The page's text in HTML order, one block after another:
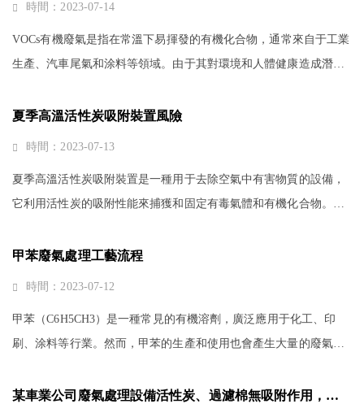
時間：2023-07-14
VOCs有機廢氣是指在常溫下易揮發的有機化合物，通常來自于工業
生產、汽車尾氣和涂料等領域。由于其對環境和人體健康造成潛在
氣處理技術中，樹脂吸附被廣泛···
夏季高溫活性炭吸附裝置風險
時間：2023-07-13
夏季高溫活性炭吸附裝置是一種用于去除空氣中有害物質的設備，
它利用活性炭的吸附性能來捕獲和固定有毒氣體和有機化合物。然
炭吸附裝置風險1、高溫會影響···
甲苯廢氣處理工藝流程
時間：2023-07-12
甲苯（C6H5CH3）是一種常見的有機溶劑，廣泛應用于化工、印
刷、涂料等行業。然而，甲苯的生產和使用也會產生大量的廢氣，
因此，甲苯廢氣處理工藝流程的設···
某車業公司廢氣處理設備活性炭、過濾棉無吸附作用，罰